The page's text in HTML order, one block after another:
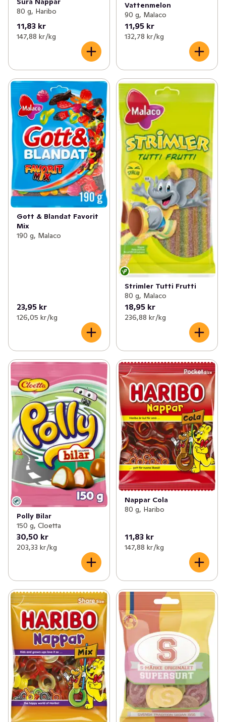
80 g, Haribo
11,83 kr
147,88 kr /kg
Vattenmelon
90 g, Malaco
11,95 kr
132,78 kr /kg
Gott & Blandat Favorit
Mix
190 g, Malaco
23,95 kr
126,05 kr /kg
Strimler Tutti Frutti
80 g, Malaco
18,95 kr
236,88 kr /kg
Polly Bilar
150 g, Cloetta
30,50 kr
203,33 kr /kg
Nappar Cola
80 g, Haribo
11,83 kr
147,88 kr /kg